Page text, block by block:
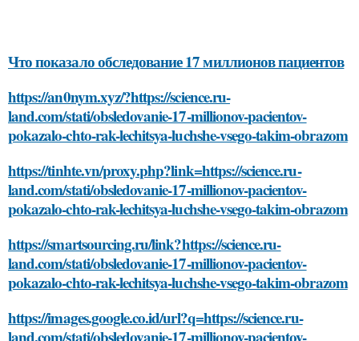
Что показало обследование 17 миллионов пациентов
https://an0nym.xyz/?https://science.ru-
land.com/stati/obsledovanie-17-millionov-pacientov-
pokazalo-chto-rak-lechitsya-luchshe-vsego-takim-obrazom
https://tinhte.vn/proxy.php?link=https://science.ru-
land.com/stati/obsledovanie-17-millionov-pacientov-
pokazalo-chto-rak-lechitsya-luchshe-vsego-takim-obrazom
https://smartsourcing.ru/link?https://science.ru-
land.com/stati/obsledovanie-17-millionov-pacientov-
pokazalo-chto-rak-lechitsya-luchshe-vsego-takim-obrazom
https://images.google.co.id/url?q=https://science.ru-
land.com/stati/obsledovanie-17-millionov-pacientov-